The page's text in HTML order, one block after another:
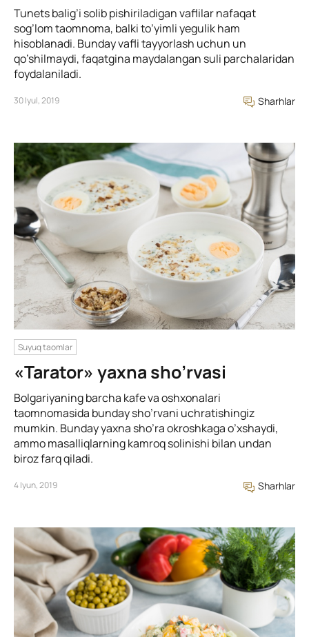
Tunets balig’i solib pishiriladigan vaflilar nafaqat
sog’lom taomnoma, balki to’yimli yegulik ham
hisoblanadi. Bunday vafli tayyorlash uchun un
qo’shilmaydi, faqatgina maydalangan suli parchalaridan
foydalaniladi.
30 Iyul, 2019 Sharhlar
Suyuq taomlar
«Tarator» yaxna sho’rvasi
Bolgariyaning barcha kafe va oshxonalari
taomnomasida bunday sho’rvani uchratishingiz
mumkin. Bunday yaxna sho’ra okroshkaga o’xshaydi,
ammo masalliqlarning kamroq solinishi bilan undan
biroz farq qiladi.
4 Iyun, 2019 Sharhlar